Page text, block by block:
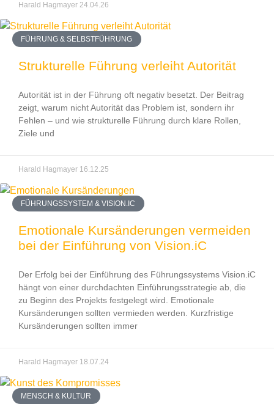
Harald Hagmayer 24.04.26
FÜHRUNG & SELBSTFÜHRUNG
Strukturelle Führung verleiht Autorität
Autorität ist in der Führung oft negativ besetzt. Der Beitrag
zeigt, warum nicht Autorität das Problem ist, sondern ihr
Fehlen – und wie strukturelle Führung durch klare Rollen,
Ziele und
Harald Hagmayer 16.12.25
FÜHRUNGSSYSTEM & VISION.IC
Emotionale Kursänderungen vermeiden
bei der Einführung von Vision.iC
Der Erfolg bei der Einführung des Führungssystems Vision.iC
hängt von einer durchdachten Einführungsstrategie ab, die
zu Beginn des Projekts festgelegt wird. Emotionale
Kursänderungen sollten vermieden werden. Kurzfristige
Kursänderungen sollten immer
Harald Hagmayer 18.07.24
MENSCH & KULTUR